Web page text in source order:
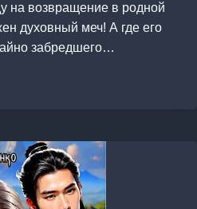
на возвращение в родной
духовный меч! А где его
забредшего…